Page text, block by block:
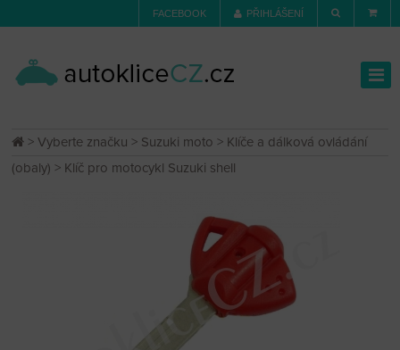
FACEBOOK PŘIHLÁŠENÍ
>Vyberte značku > Suzuki moto > Klíče a dálková ovládání
(obaly) > Klíč pro motocykl Suzuki shell